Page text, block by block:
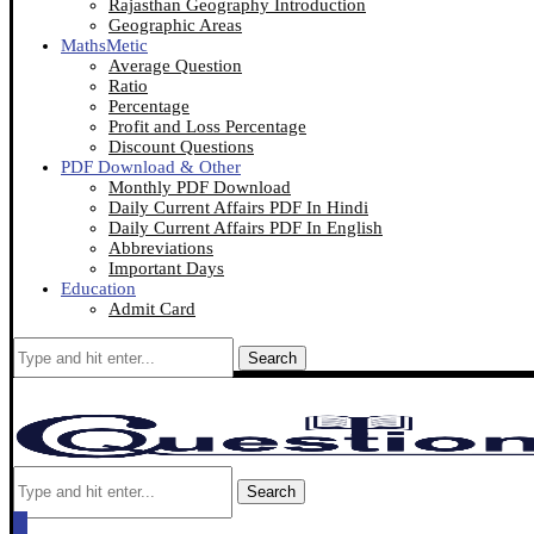
Rajasthan Geography Introduction
Geographic Areas
MathsMetic
Average Question
Ratio
Percentage
Profit and Loss Percentage
Discount Questions
PDF Download & Other
Monthly PDF Download
Daily Current Affairs PDF In Hindi
Daily Current Affairs PDF In English
Abbreviations
Important Days
Education
Admit Card
Search
Search